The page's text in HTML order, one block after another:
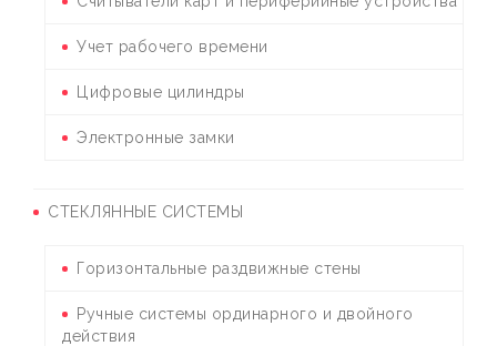
Учет рабочего времени
Цифровые цилиндры
Электронные замки
СТЕКЛЯННЫЕ СИСТЕМЫ
Горизонтальные раздвижные стены
Ручные системы ординарного и двойного
действия